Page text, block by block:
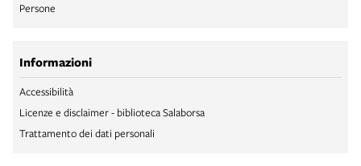
Persone
Informazioni
Accessibilità
Licenze e disclaimer - biblioteca Salaborsa
Trattamento dei dati personali